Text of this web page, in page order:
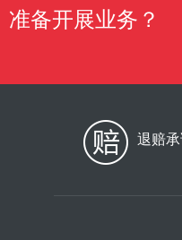
准备开展业务？
退赔